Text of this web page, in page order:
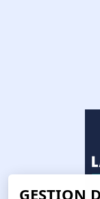
GESTION